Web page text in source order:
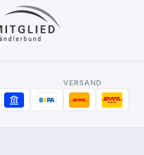
VERSAND